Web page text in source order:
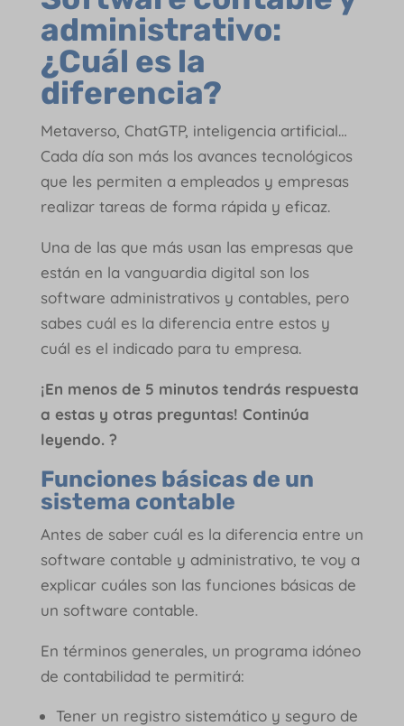
administrativo:
¿Cuál es la
diferencia?
Metaverso, ChatGTP, inteligencia artificial…
Cada día son más los avances tecnológicos
que les permiten a empleados y empresas
realizar tareas de forma rápida y eficaz.
Una de las que más usan las empresas que
están en la vanguardia digital son los
software administrativos y contables, pero
sabes cuál es la diferencia entre estos y
cuál es el indicado para tu empresa.
¡En menos de 5 minutos tendrás respuesta
a estas y otras preguntas! Continúa
leyendo. ?
Funciones básicas de un
sistema contable
Antes de saber cuál es la diferencia entre un
software contable y administrativo, te voy a
explicar cuáles son las funciones básicas de
un software contable.
En términos generales, un programa idóneo
de contabilidad te permitirá:
Tener un registro sistemático y seguro de